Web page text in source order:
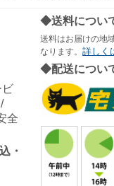
ビ
全
・
◆送料につい
送料はお届けの地
なります。詳しく
◆配送につい